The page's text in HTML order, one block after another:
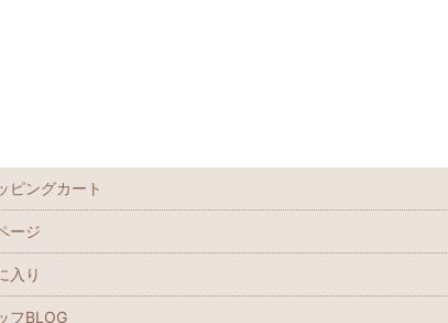
ピングカート
ージ
入り
フBLOG